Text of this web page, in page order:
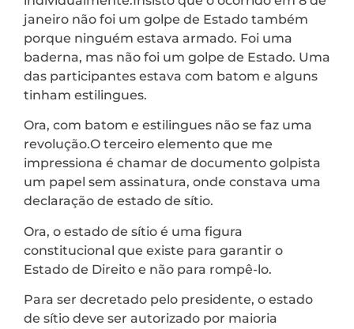
janeiro não foi um golpe de Estado também
porque ninguém estava armado. Foi uma
baderna, mas não foi um golpe de Estado. Uma
das participantes estava com batom e alguns
tinham estilingues.
Ora, com batom e estilingues não se faz uma
revolução.O terceiro elemento que me
impressiona é chamar de documento golpista
um papel sem assinatura, onde constava uma
declaração de estado de sítio.
Ora, o estado de sítio é uma figura
constitucional que existe para garantir o
Estado de Direito e não para rompê-lo.
Para ser decretado pelo presidente, o estado
de sítio deve ser autorizado por maioria